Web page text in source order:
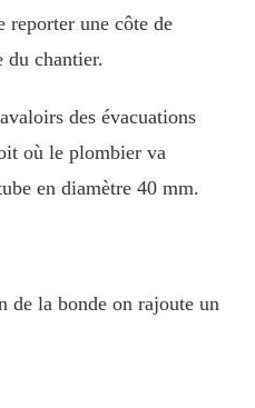
reporter une côte de
du chantier.
des évacuations
où le plombier va
en diamètre 40 mm.
de la bonde on rajoute un